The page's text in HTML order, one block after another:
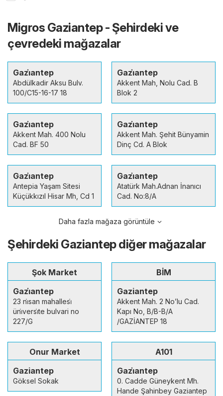
Migros Gaziantep - Şehirdeki ve
çevredeki mağazalar
Gazi̇antep
Abdülkadir Aksu Bulv.
100/C15-16-17 18
Gazi̇antep
Akkent Mah, Nolu Cad. B
Blok 2
Gazi̇antep
Akkent Mah. 400 Nolu
Cad. BF 50
Gazi̇antep
Akkent Mah. Şehit Bünyamin
Dinç Cd. A Blok
Gazi̇antep
Antepia Yaşam Sitesi
Küçükkızıl Hisar Mh, Cd 1
Gazi̇antep
Atatürk Mah.Adnan İnanıcı
Cad. No:8/A
Daha fazla mağaza görüntüle
Şehirdeki Gaziantep diğer mağazalar
Şok Market
Gazi̇antep
23 ni̇san mahallesi̇
üni̇versi̇te bulvari no
227/G
BİM
Gaziantep
Akkent Mah. 2 No’lu Cad.
Kapı No, B/B-B/A
/GAZİANTEP 18
Onur Market
Gaziantep
Göksel Sokak
A101
Gazi̇antep
0. Cadde Güneykent Mh.
Hande Şahinbey Gaziantep